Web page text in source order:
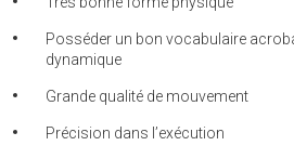
Posséder un bon vocabulaire
dynamique
Grande qualité de mouvement
Précision dans l’exécution